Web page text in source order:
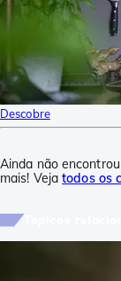
Descobre
Ainda não
mais! Vejatodos os
Tópicos